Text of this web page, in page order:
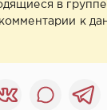
в группе
к